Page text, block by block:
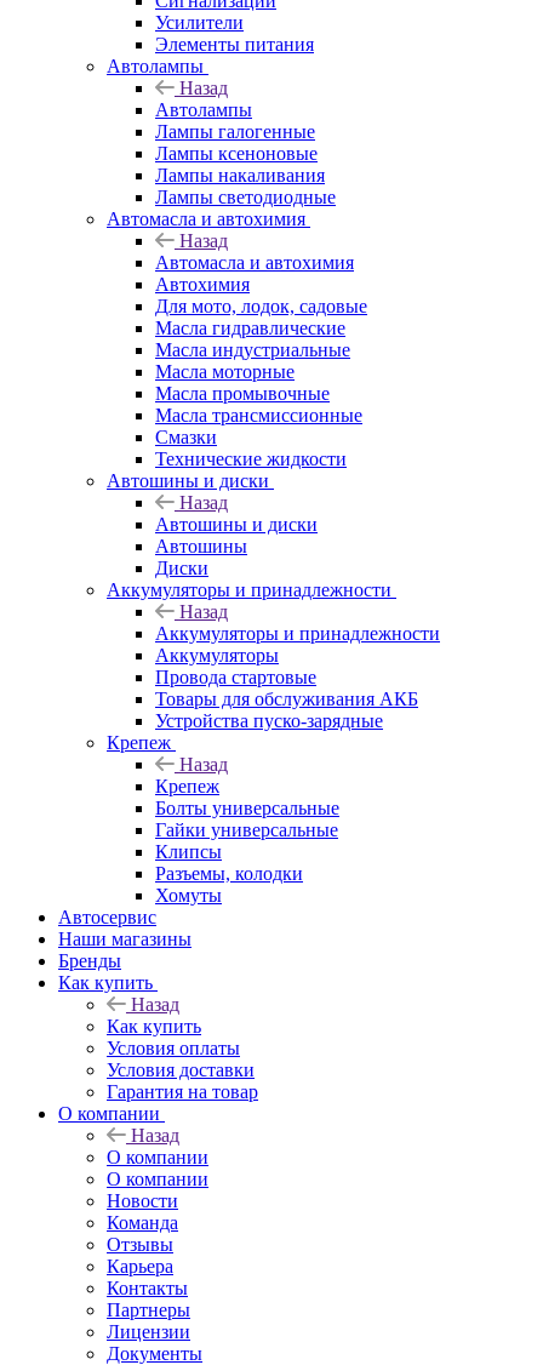
Усилители
Элементы питания
Автолампы
Назад
Автолампы
Лампы галогенные
Лампы ксеноновые
Лампы накаливания
Лампы светодиодные
Автомасла и автохимия
Назад
Автомасла и автохимия
Автохимия
Для мото, лодок, садовые
Масла гидравлические
Масла индустриальные
Масла моторные
Масла промывочные
Масла трансмиссионные
Смазки
Технические жидкости
Автошины и диски
Назад
Автошины и диски
Автошины
Диски
Аккумуляторы и принадлежности
Назад
Аккумуляторы и принадлежности
Аккумуляторы
Провода стартовые
Товары для обслуживания АКБ
Устройства пуско-зарядные
Крепеж
Назад
Крепеж
Болты универсальные
Гайки универсальные
Клипсы
Разъемы, колодки
Хомуты
Автосервис
Наши магазины
Бренды
Как купить
Назад
Как купить
Условия оплаты
Условия доставки
Гарантия на товар
О компании
Назад
О компании
О компании
Новости
Команда
Отзывы
Карьера
Контакты
Партнеры
Лицензии
Документы